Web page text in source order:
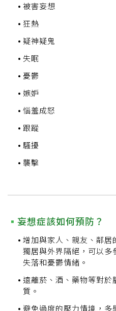
被害妄想
狂熱
疑神疑鬼
失眠
憂鬱
嫉妒
惱羞成怒
跟蹤
騷擾
襲擊
妄想症該如何預防？
增加與家人、親友、鄰居
獨居與外界隔絕，可以多
失落和憂鬱情緒。
遠離菸、酒、藥物等對
質。
避免過度的壓力情境，